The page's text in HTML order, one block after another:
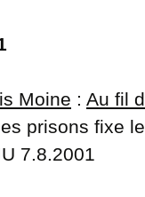
Moine : Au fil
prisons fixe
7.8.2001